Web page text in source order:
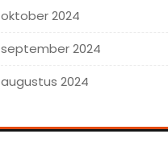
oktober 2024
september 2024
augustus 2024